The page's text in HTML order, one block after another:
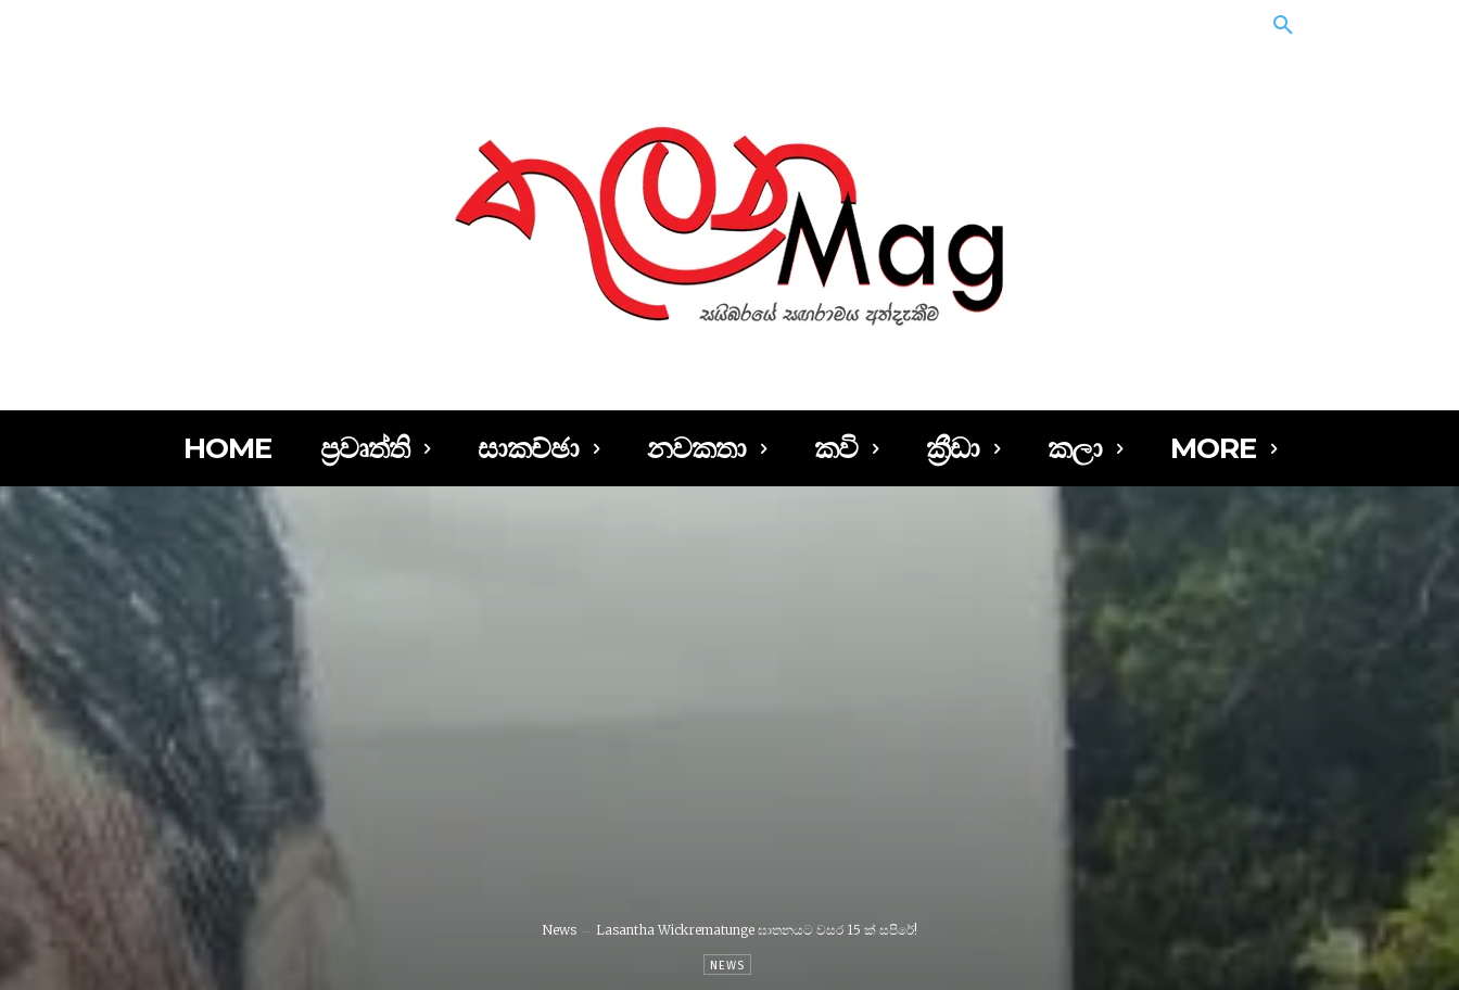
HOME ප්‍රවෘත්ති සාකච්ඡා නවකතා කවි ක්‍රීඩා කලා MORE
News Lasantha Wickrematunge ඝාතනයට වසර 15 ක් සපිරේ!
NEWS